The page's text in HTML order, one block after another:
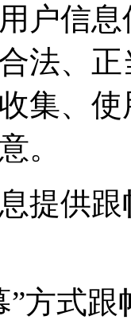
户信
法、
集、
。
提供
”方式